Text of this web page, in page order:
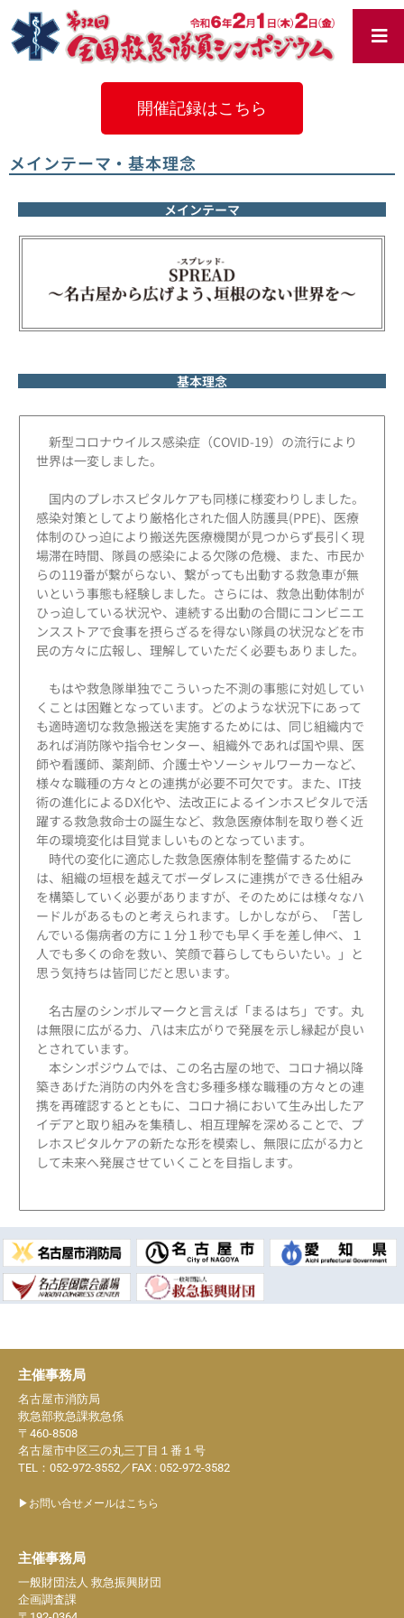
容
を
開催記録はこちら
メインテーマ・基本理念
メインテーマ
基本理念
新型コロナウイルス感染症（COVID-19）の流行により
世界は一変しました。
国内のプレホスピタルケアも同様に様変わりしました。
感染対策としてより厳格化された個人防護具(PPE)、医療
体制のひっ迫により搬送先医療機関が見つからず長引く現
場滞在時間、隊員の感染による欠隊の危機、また、市民か
らの119番が繋がらない、繋がっても出動する救急車が無
いという事態も経験しました。さらには、救急出動体制が
ひっ迫している状況や、連続する出動の合間にコンビニエ
ンスストアで食事を摂らざるを得ない隊員の状況などを市
民の方々に広報し、理解していただく必要もありました。
もはや救急隊単独でこういった不測の事態に対処してい
くことは困難となっています。どのような状況下にあって
も適時適切な救急搬送を実施するためには、同じ組織内で
あれば消防隊や指令センター、組織外であれば国や県、医
師や看護師、薬剤師、介護士やソーシャルワーカーなど、
様々な職種の方々との連携が必要不可欠です。また、IT技
術の進化によるDX化や、法改正によるインホスピタルで活
躍する救急救命士の誕生など、救急医療体制を取り巻く近
年の環境変化は目覚ましいものとなっています。
時代の変化に適応した救急医療体制を整備するために
は、組織の垣根を越えてボーダレスに連携ができる仕組み
を構築していく必要がありますが、そのためには様々なハ
ードルがあるものと考えられます。しかしながら、「苦し
んでいる傷病者の方に１分１秒でも早く手を差し伸べ、１
人でも多くの命を救い、笑顔で暮らしてもらいたい。」と
思う気持ちは皆同じだと思います。
名古屋のシンボルマークと言えば「まるはち」です。丸
は無限に広がる力、八は末広がりで発展を示し縁起が良い
とされています。
本シンポジウムでは、この名古屋の地で、コロナ禍以降
築きあげた消防の内外を含む多種多様な職種の方々との連
携を再確認するとともに、コロナ禍において生み出したア
イデアと取り組みを集積し、相互理解を深めることで、プ
レホスピタルケアの新たな形を模索し、無限に広がる力と
して未来へ発展させていくことを目指します。
主催事務局
名古屋市消防局
救急部救急課救急係
〒460-8508
名古屋市中区三の丸三丁目１番１号
TEL：052-972-3552／FAX : 052-972-3582
▶お問い合せメールはこちら
主催事務局
一般財団法人 救急振興財団
企画調査課